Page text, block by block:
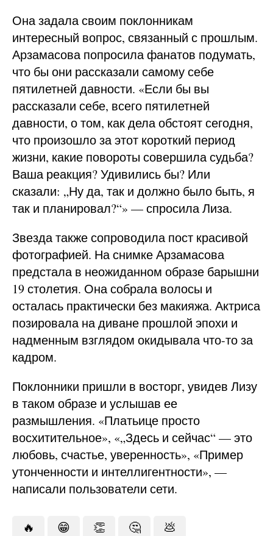
Она задала своим поклонникам
интересный вопрос, связанный с прошлым.
Арзамасова попросила фанатов подумать,
что бы они рассказали самому себе
пятилетней давности. «Если бы вы
рассказали себе, всего пятилетней
давности, о том, как дела обстоят сегодня,
что произошло за этот короткий период
жизни, какие повороты совершила судьба?
Ваша реакция? Удивились бы? Или
сказали: „Ну да, так и должно было быть, я
так и планировал?“» — спросила Лиза.
Звезда также сопроводила пост красивой
фотографией. На снимке Арзамасова
предстала в неожиданном образе барышни
19 столетия. Она собрала волосы и
осталась практически без макияжа. Актриса
позировала на диване прошлой эпохи и
надменным взглядом окидывала что-то за
кадром.
Поклонники пришли в восторг, увидев Лизу
в таком образе и услышав ее
размышления. «Платьице просто
восхитительное», «„Здесь и сейчас“ — это
любовь, счастье, уверенность», «Пример
утонченности и интеллигентности», —
написали пользователи сети.
🔥 😁 👏 🤔 💩